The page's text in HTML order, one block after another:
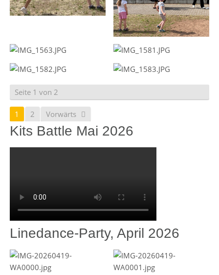
Seite 1 von 2
1 2 Vorwärts
Kits Battle Mai 2026
Linedance-Party, April 2026